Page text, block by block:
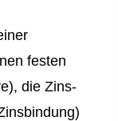
festen
die Zins-